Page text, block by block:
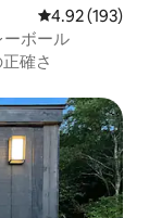
レビュー193
4.92 (193)
ーボール
確さ